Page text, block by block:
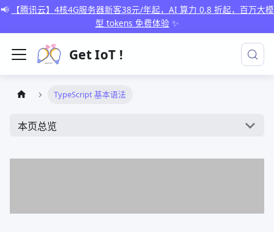
📢
【腾讯云】4核4G服务器新客38元/年起，AI 算力 0.8 折起，百万大模
型 tokens 免费体验 ✨
Get IoT !
TypeScript 基本语法
本页总览